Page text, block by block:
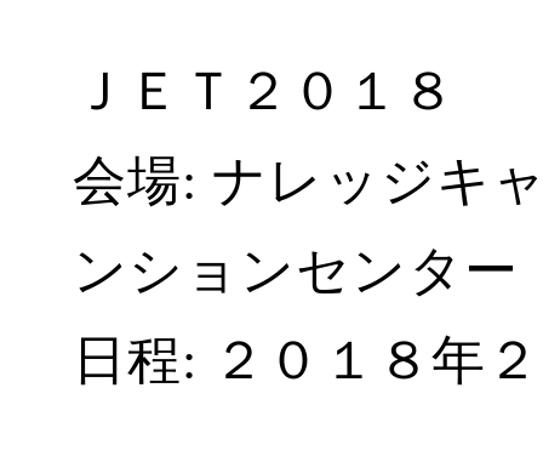
ＪＥＴ２０１８
会場: ナレッジキ
ンションセンター
日程: ２０１８年